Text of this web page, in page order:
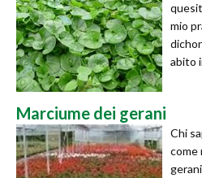
mio
abito
Marciume dei gerani
Chi
come